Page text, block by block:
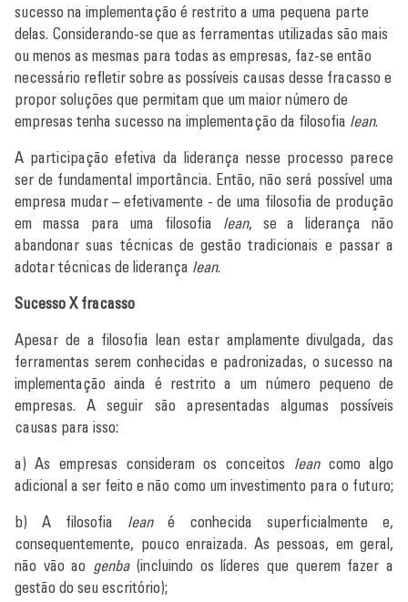
sucesso na implementação é restrito a uma pequena parte
delas. Considerando-se que as ferramentas utilizadas são mais
ou menos as mesmas para todas as empresas, faz-se então
necessário refletir sobre as possíveis causas desse fracasso e
propor soluções que permitam que um maior número de
empresas tenha sucesso na implementação da filosofia lean.
A participação efetiva da liderança nesse processo parece
ser de fundamental importância. Então, não será possível uma
empresa mudar – efetivamente - de uma filosofia de produção
em massa para uma filosofia lean, se a liderança não
abandonar suas técnicas de gestão tradicionais e passar a
adotar técnicas de liderança lean.
Sucesso X fracasso
Apesar de a filosofia lean estar amplamente divulgada, das
ferramentas serem conhecidas e padronizadas, o sucesso na
implementação ainda é restrito a um número pequeno de
empresas. A seguir são apresentadas algumas possíveis
causas para isso:
a) As empresas consideram os conceitos leancomo algo
adicional a ser feito e não como um investimento para o futuro;
b) A filosofia leané conhecida superficialmente e,
consequentemente, pouco enraizada. As pessoas, em geral,
não vão ao genba(incluindo os líderes que querem fazer a
gestão do seu escritório);